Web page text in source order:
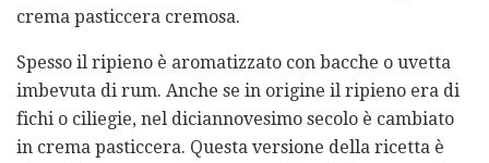
crema pasticcera cremosa.
Spesso il ripieno è aromatizzato con bacche o uvetta
imbevuta di rum. Anche se in origine il ripieno era di
fichi o ciliegie, nel diciannovesimo secolo è cambiato
in crema pasticcera. Questa versione della ricetta è